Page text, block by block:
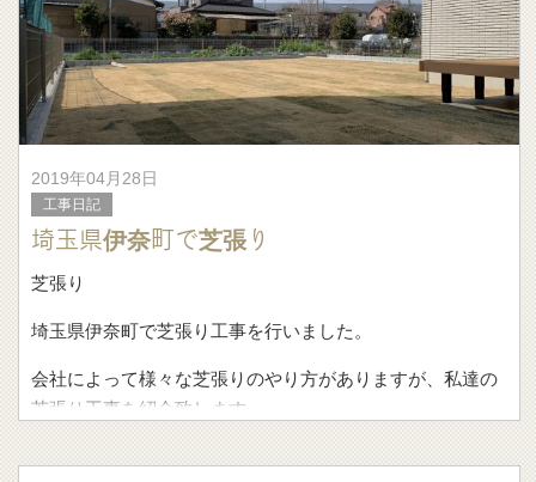
2019年04月28日
工事日記
埼玉県伊奈町で芝張り
芝張り
埼玉県伊奈町で芝張り工事を行いました。
会社によって様々な芝張りのやり方がありますが、私達の
芝張り工事を紹介致します。